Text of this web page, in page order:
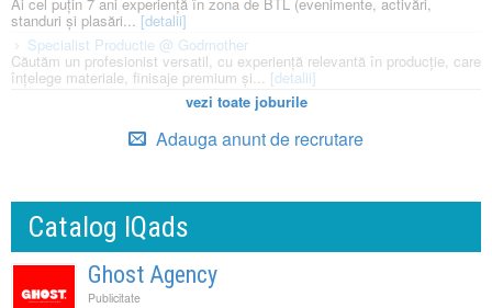
standuri și plasări...[detalii]
Specialist Productie @ Godmother
Căutăm un profesionist versatil, cu experiență relevantă în producție, care
înțelege materiale, finisaje premium și... [detalii]
vezi toate joburile
Adauga anunt de recrutare
Catalog IQads
Ghost Agency
Publicitate